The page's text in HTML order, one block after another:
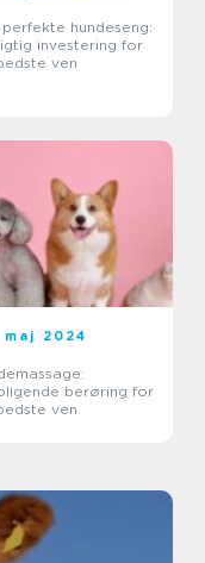
perfekte hundeseng:
investering for
ven
maj 2024
berøring for
ven